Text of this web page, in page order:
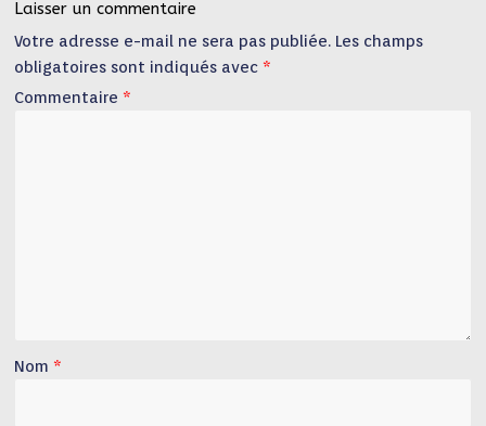
Laisser un commentaire
Votre adresse e-mail ne sera pas publiée. Les champs
obligatoires sont indiqués avec *
Commentaire *
Nom *